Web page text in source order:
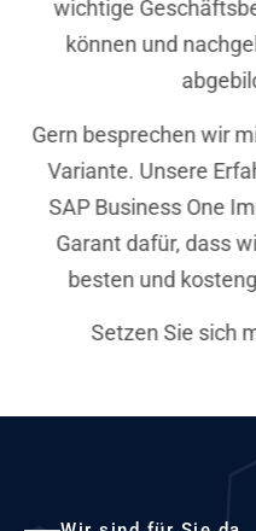
wichtige
können und
Gern besprechen wir
Variante. Unsere
SAP Business One
Garant dafür, dass
besten und
Setzen Sie sich